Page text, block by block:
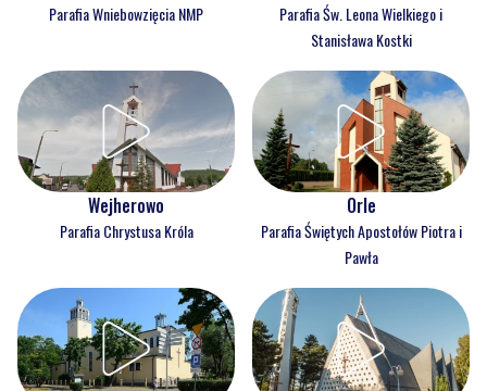
Parafia Wniebowzięcia NMP
Parafia Św. Leona Wielkiego i
Stanisława Kostki
Wejherowo
Parafia Chrystusa Króla
Orle
Parafia Świętych Apostołów Piotra i
Pawła